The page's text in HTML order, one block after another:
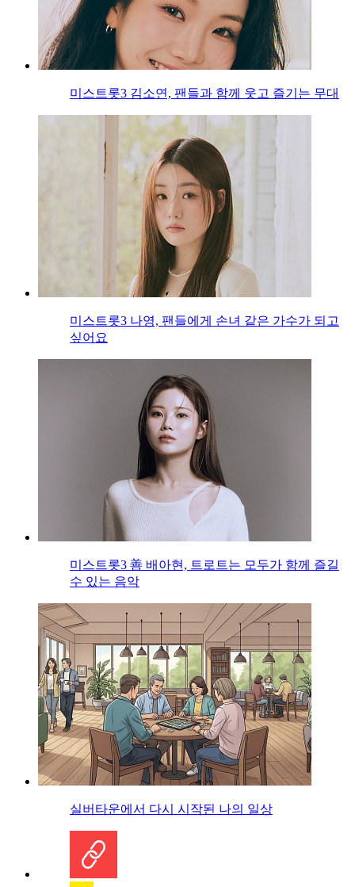
미스트롯3 김소연, 팬들과 함께 웃고 즐기는 무대
미스트롯3 나영, 팬들에게 손녀 같은 가수가 되고
싶어요
미스트롯3 善 배아현, 트로트는 모두가 함께 즐길
수 있는 음악
실버타운에서 다시 시작된 나의 일상